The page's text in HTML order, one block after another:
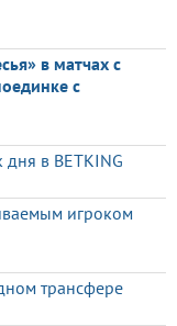
в матчах с
с
в BETKING
игроком
трансфере